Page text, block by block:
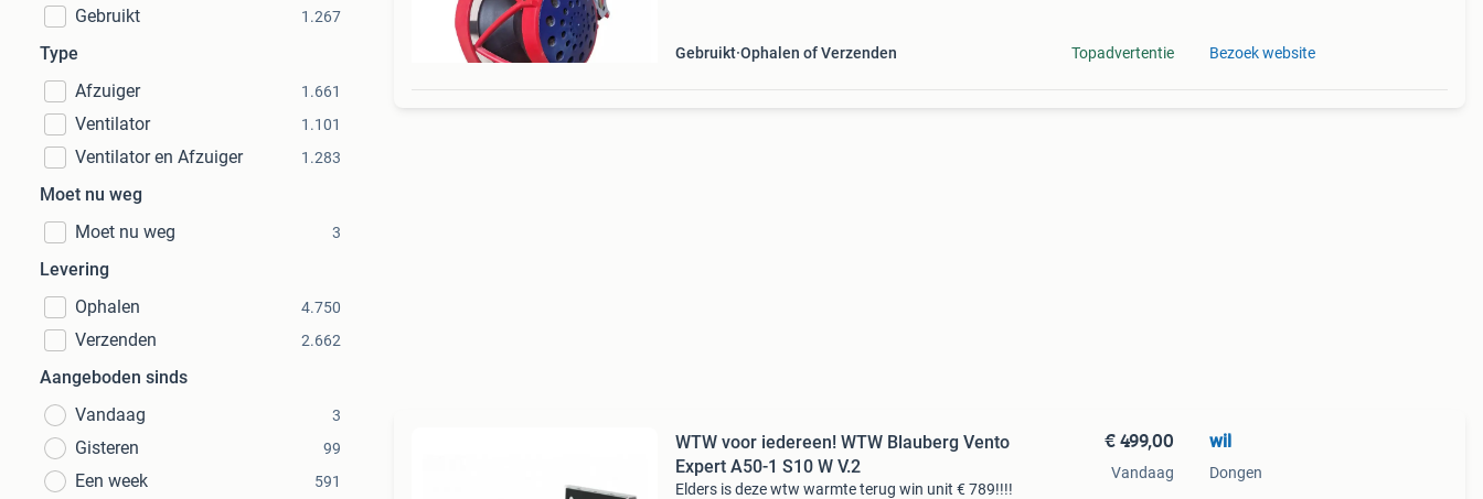
Gebruikt 1.267
Type
Afzuiger
1.661
Ventilator 1.101
Ventilator en Afzuiger 1.283
Moet nu weg
Moet nu weg
3
Levering
Ophalen
4.750
Verzenden 2.662
Aangeboden sinds
Vandaag
3
Gisteren 99
Een week 591
Gebruikt Ophalen of Verzenden Topadvertentie Bezoek website
WTW voor iedereen! WTW Blauberg Vento
Expert A50-1 S10 W V.2
Elders is deze wtw warmte terug win unit € 789!!!!
€ 499,00
Vandaag
wil
Dongen